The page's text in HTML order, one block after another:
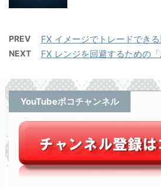
PREV FX イメージでトレードでき
NEXT FX レンジを回避するための「
YouTubeポコチャンネル